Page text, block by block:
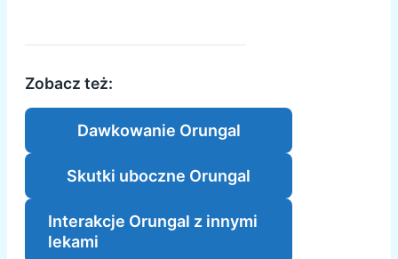
Zobacz też:
Dawkowanie Orungal
Skutki uboczne Orungal
Interakcje Orungal z innymi
lekami